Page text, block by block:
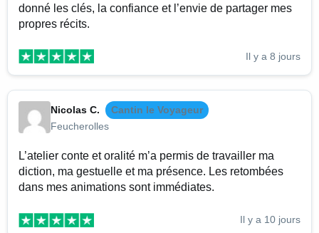
donné les clés, la confiance et l’envie de partager mes
propres récits.
Il y a 8 jours
Nicolas C.
Cantin le Voyageur
Feucherolles
L’atelier conte et oralité m’a permis de travailler ma
diction, ma gestuelle et ma présence. Les retombées
dans mes animations sont immédiates.
Il y a 10 jours